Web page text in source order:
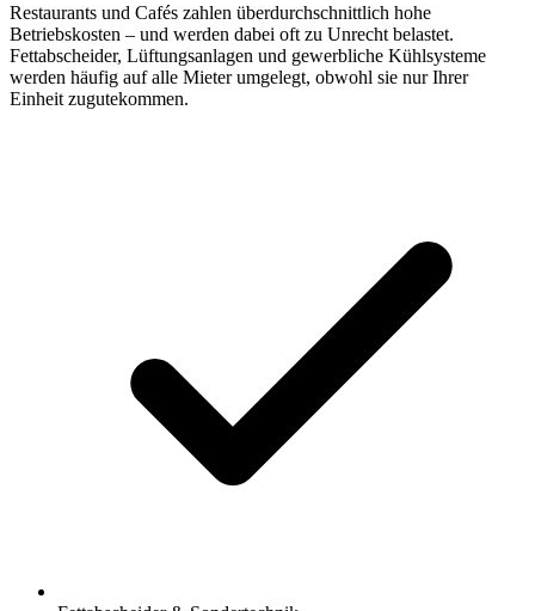
Restaurants und Cafés zahlen überdurchschnittlich hohe
Betriebskosten – und werden dabei oft zu Unrecht belastet.
Fettabscheider, Lüftungsanlagen und gewerbliche Kühlsysteme
werden häufig auf alle Mieter umgelegt, obwohl sie nur Ihrer
Einheit zugutekommen.